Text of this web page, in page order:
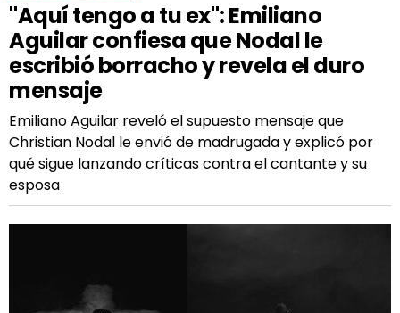
"Aquí tengo a tu ex": Emiliano
Aguilar confiesa que Nodal le
escribió borracho y revela el duro
mensaje
Emiliano Aguilar reveló el supuesto mensaje que
Christian Nodal le envió de madrugada y explicó por
qué sigue lanzando críticas contra el cantante y su
esposa